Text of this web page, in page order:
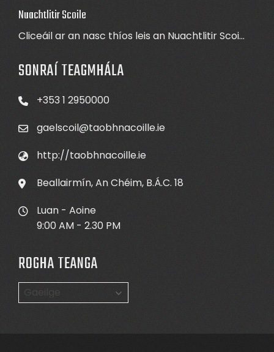
Nuachtlitir Scoile
Cliceáil ar an nasc thíos leis an Nuachtlitir Scoi...
SONRAÍ TEAGMHÁLA
+353 1 2950000
gaelscoil@taobhnacoille.ie
http://taobhnacoille.ie
Beallairmín, An Chéim, B.Á.C. 18
Luan - Aoine
9:00 AM - 2.30 PM
ROGHA TEANGA